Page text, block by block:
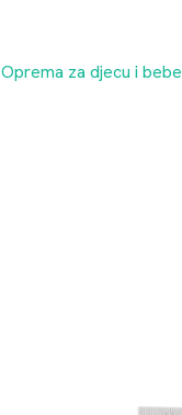
Oprema za djecu i bebe